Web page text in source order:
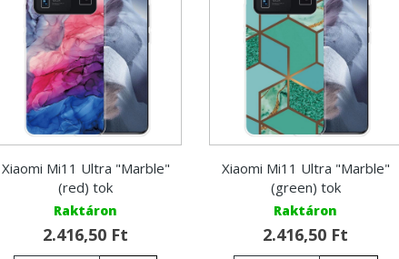
Xiaomi Mi11 Ultra "Marble"
(red) tok
Raktáron
2.416,50 Ft
Xiaomi Mi11 Ultra "Marble"
(green) tok
Raktáron
2.416,50 Ft